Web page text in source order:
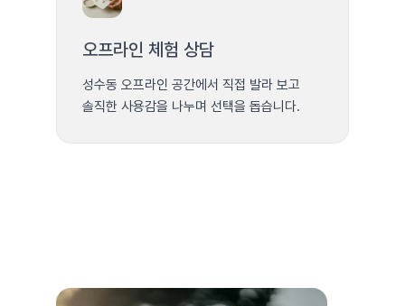
오프라인 체험 상담
성수동 오프라인 공간에서 직접 발라 보고
솔직한 사용감을 나누며 선택을 돕습니다.